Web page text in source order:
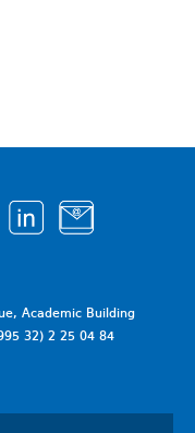
Academic Building
32) 2 25 04 84